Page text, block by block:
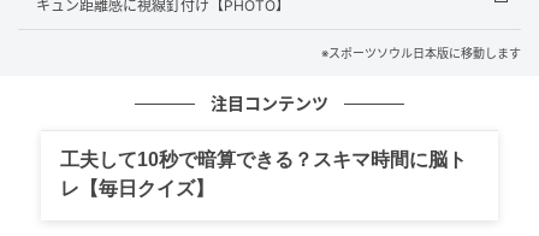
KARDは7月28日、デビュー後初となるフルアルバム
スした後、ワールドツアーに突入します。
当社は4人のメンバーと慎重に話し合った末、今回の活
動を最後にKARDの旅路を締めくくることで合意しまし
キュン距離感に視線釘付け【PHOTO】
※スポーツソウル日本版に移動します
注目コンテンツ
工夫して10秒で暗算できる？スキマ時間に脳ト
レ【毎日クイズ】